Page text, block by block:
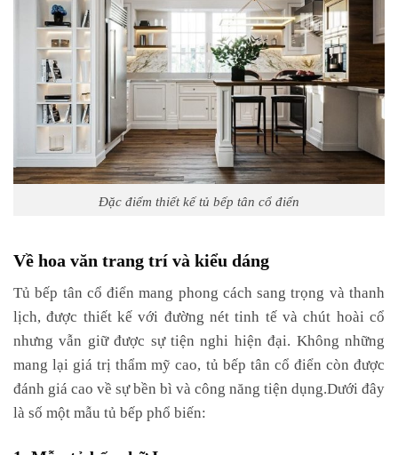
Đặc điểm thiết kế tủ bếp tân cổ điển
Về hoa văn trang trí và kiểu dáng
Tủ bếp tân cổ điển mang phong cách sang trọng và thanh
lịch, được thiết kế với đường nét tinh tế và chút hoài cổ
nhưng vẫn giữ được sự tiện nghi hiện đại. Không những
mang lại giá trị thẩm mỹ cao, tủ bếp tân cổ điển còn được
đánh giá cao về sự bền bì và công năng tiện dụng.Dưới đây
là số một mẫu tủ bếp phổ biến: